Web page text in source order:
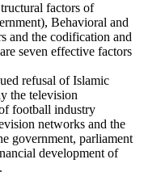
factors of
Behavioral and
and the codification and
seven effective factors
refusal of Islamic
the television
football industry
networks and the
government, parliament
development of